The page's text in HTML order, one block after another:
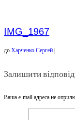
IMG_1967
до Харченко Сергей
Залишити
Ваша e-mail адреса не